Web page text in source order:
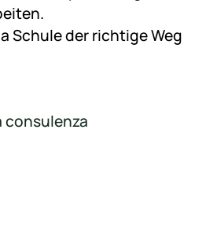
Schule der richtige Weg
consulenza
consulenza